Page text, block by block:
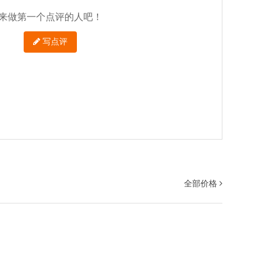
做第一个点评的人吧！
写点评
全部价格